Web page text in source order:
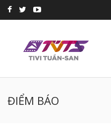
ĐIỂM BÁO